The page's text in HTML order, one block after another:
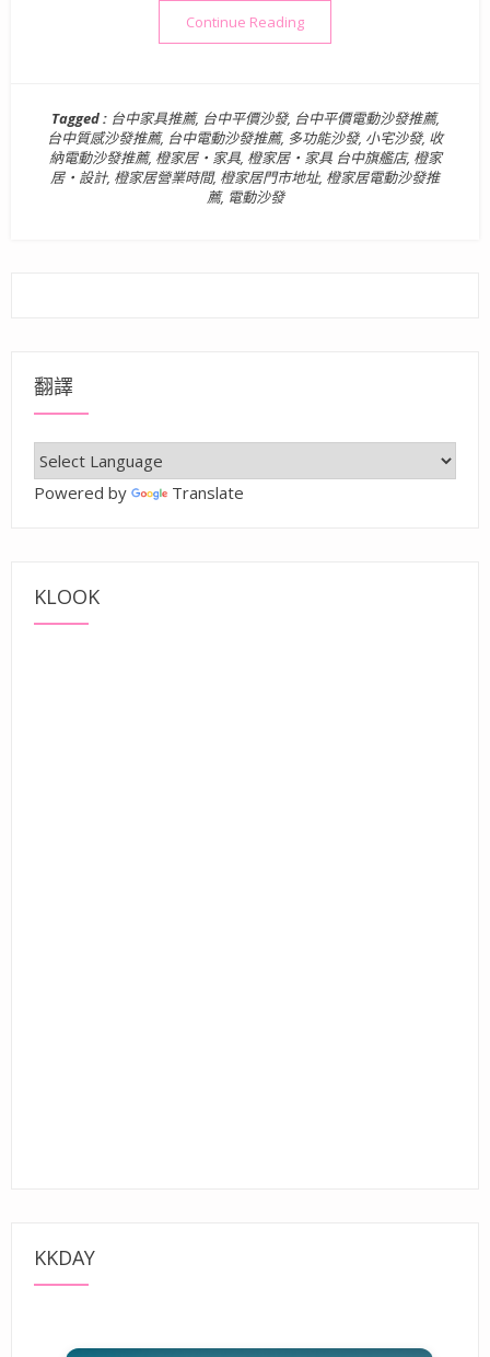
Continue Reading“電動沙發推薦》橙家居・家
Tagged : 台中家具推薦, 台中平價沙發, 台中平價電動沙發推薦,
台中質感沙發推薦, 台中電動沙發推薦, 多功能沙發, 小宅沙發, 收
納電動沙發推薦, 橙家居・家具, 橙家居・家具 台中旗艦店, 橙家
居・設計, 橙家居營業時間, 橙家居門市地址, 橙家居電動沙發推
薦, 電動沙發
翻譯
Powered by Translate
KLOOK
KKDAY